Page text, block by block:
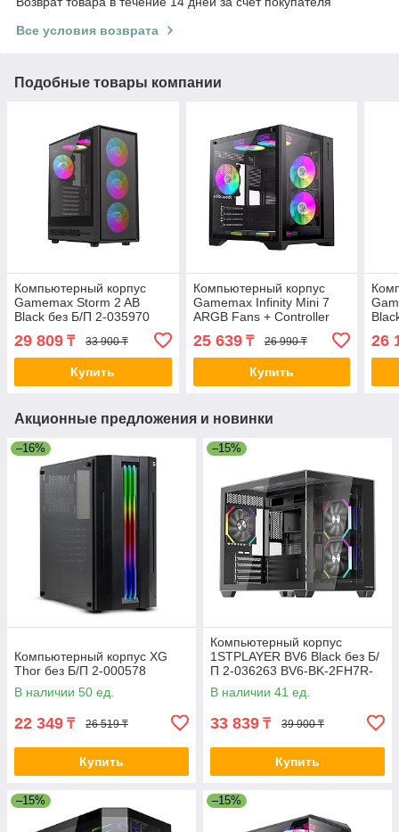
Все условия возврата
Подобные товары компании
Компьютерный корпус
Gamemax Storm 2 AB
Black без Б/П 2-035970
1115-3803R0006
29 809 ₸ 33 900 ₸
Купить
Компьютерный корпус
Gamemax Infinity Mini 7
ARGB Fans + Controller
Black без Б/П 2-033076
9101-0000R0209
25 639₸ 26 990 ₸
Купить
26
Акционные предложения и новинки
–16%
Компьютерный корпус XG
Thor без Б/П 2-000578
В наличии 50 ед.
22 349 ₸ 26 519 ₸
Купить
–15%
Компьютерный корпус
1STPLAYER BV6 Black без Б/
П 2-036263 BV6-BK-2FH7R-
1FH7
В наличии 41 ед.
33 839 ₸ 39 900 ₸
Купить
–15% –15%